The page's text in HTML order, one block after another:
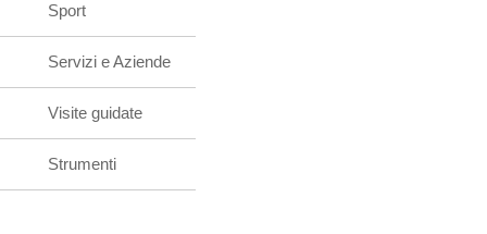
Sport
Servizi e Aziende
Visite guidate
Strumenti